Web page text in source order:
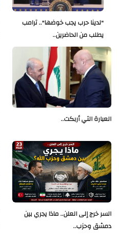
"لدينا حرب يجب خوضها".. ترامب
يطلب من الحاضرين..
العبارة التي أربكت..
السر خرج إلى العلن.. ماذا يجري بين
دمشق وحزب..